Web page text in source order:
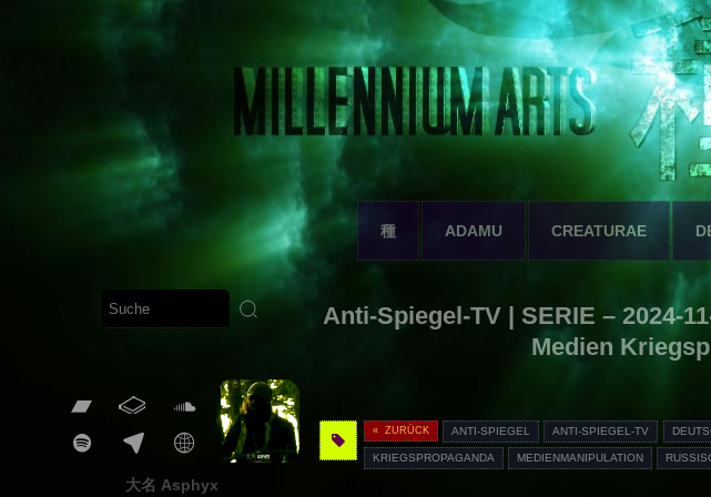
種 ADAMU CREATURAE
大名 Asphyx
Anti-Spiegel-TV | SERIE – 2024-
Medien
« ZURÜCK ANTI-SPIEGEL ANTI-SPIEGEL-TV
KRIEGSPROPAGANDA MEDIENMANIPULATION